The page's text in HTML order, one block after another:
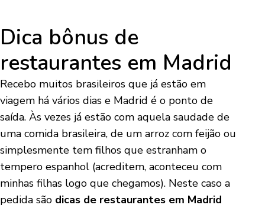
Dica bônus de
restaurantes em Madrid
Recebo muitos brasileiros que já estão em
viagem há vários dias e Madrid é o ponto de
saída. Às vezes já estão com aquela saudade de
uma comida brasileira, de um arroz com feijão ou
simplesmente tem filhos que estranham o
tempero espanhol (acreditem, aconteceu com
minhas filhas logo que chegamos). Neste caso a
pedida são dicas de restaurantes em Madrid